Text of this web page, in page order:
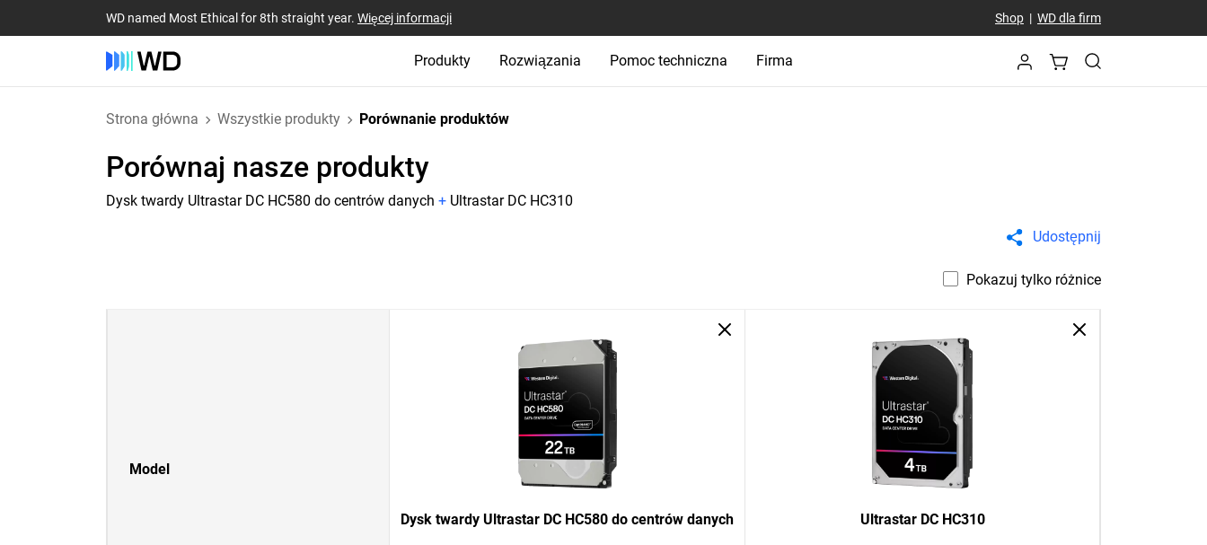
WD named Most Ethical for 8th straight year. Więcej informacji Shop| WD dla firm
Produkty Rozwiązania Pomoc techniczna Firma
Strona główna Wszystkie produkty Porównanie produktów
Porównaj nasze produkty
Dysk twardy Ultrastar DC HC580 do centrów danych + Ultrastar DC HC310
Udostępnij
Pokazuj tylko różnice
Model
Dysk twardy Ultrastar DC HC580 do centrów danych Ultrastar DC HC310